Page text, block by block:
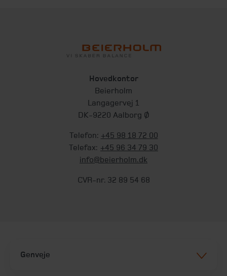
Hovedkontor
Beierholm
Langagervej 1
DK-9220 Aalborg Ø
Telefon: +45 98 18 72 00
Telefax: +45 96 34 79 30
info@beierholm.dk
CVR-nr. 32 89 54 68
Genveje